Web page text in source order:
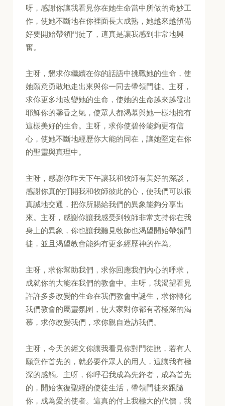
呀，感謝你讓我看見你在她生命當中所做的奇妙工
作，使她不斷地在你裡面長大成熟，她越來越預備
好要開始帶領門徒了，這真是讓我感到非常地興
奮。
主呀，懇求你繼續在你的話語中挑戰她的生命，使
她願意勇敢地走出來與你一同去帶領門徒。主呀，
求你更多地改變她的生命，使她的生命越來越發出
耶穌你的馨香之氣，使眾人都渴慕與她一樣地擁有
這樣美好的生命。主呀，求你使碧伶能夠更有信
心，使她不斷地經歷你大能的同在，讓她堅定在你
的聖靈與真理中。
主呀，感謝你昨天下午讓我和牧師有美好的深談，
感謝你真的打開我和牧師彼此的心，使我們可以很
真誠地交通，把你所賜給我們的異象能夠分享出
來。主呀，感謝你讓我感受到牧師非常支持你在我
身上的異象，你也讓我聽見牧師也渴望開始帶領門
徒，並且渴望教會能夠有更多經歷神的作為。
主呀，求你幫助我們，求你回應我們內心的呼求，
成就你的大能在我們的教會中。主呀，我渴望看見
許許多多改變的生命在我們教會中誕生，求你轉化
我們教會的屬靈氛圍，使大家對你都有著極深的渴
慕，求你改變我們，求你親自造訪我們。
主呀，今天的經文你讓我看見你對門徒說，若有人
願意作首先的，就必要作眾人的用人，這讓我有極
深的感觸。主呀，你呼召我成為先鋒者，成為首先
的，開始恢復聖經的使徒生活，帶領門徒來跟隨
你，成為愛的使者。這真的付上我極大的代價，我